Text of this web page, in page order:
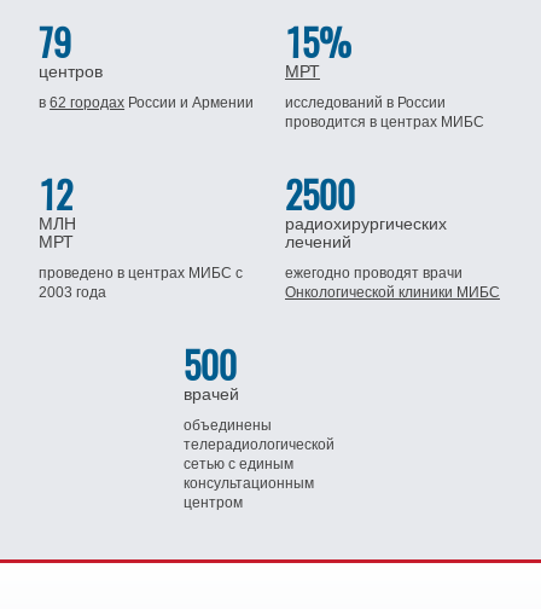
79
центров
в62 городах Россиии Армении
15%
МРТ
исследований в России
проводится в центрах МИБС
12
МЛН
МРТ
проведено в центрах МИБСс
2003 года
2500
радиохирургических
лечений
ежегодно проводят врачи
Онкологической клиники МИБС
500
врачей
объединены
телерадиологической
сетью с единым
консультационным
центром